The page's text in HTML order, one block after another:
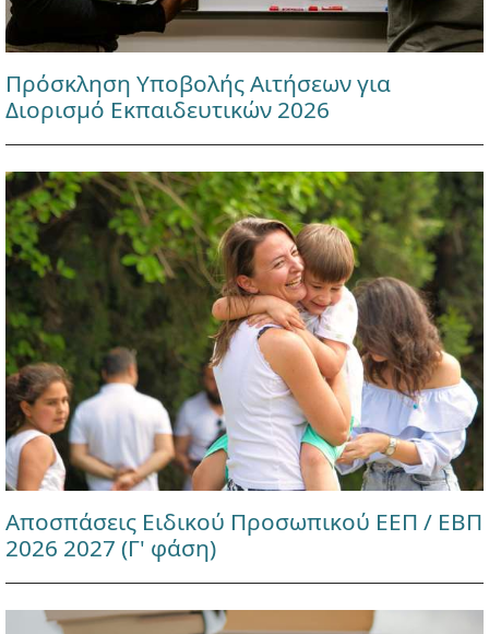
Πρόσκληση Υποβολής Αιτήσεων για
Διορισμό Εκπαιδευτικών 2026
Αποσπάσεις Ειδικού Προσωπικού ΕΕΠ / ΕΒΠ
2026 2027 (Γ' φάση)